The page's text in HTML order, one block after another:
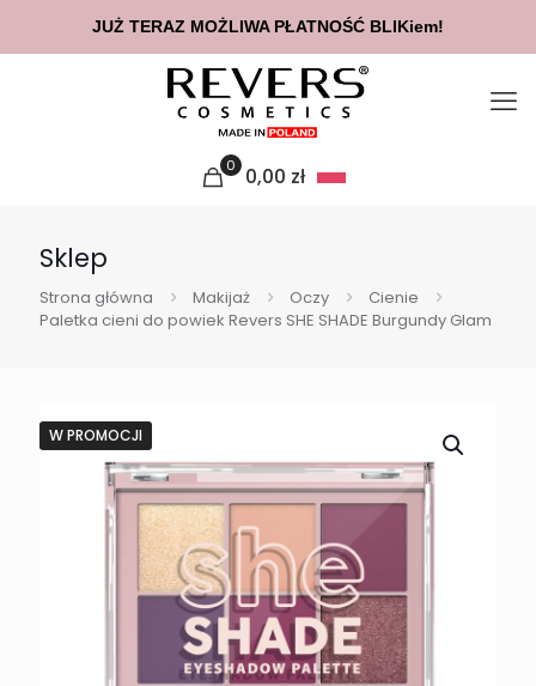
0 0,00 zł
Sklep
Strona główna Makijaż Oczy
Cienie
Paletka cieni do powiek Revers SHE SHADE Burgundy Glam
W PROMOCJI
JUŻ TERAZ MOŻLIWA PŁATNOŚĆ BLIKiem!